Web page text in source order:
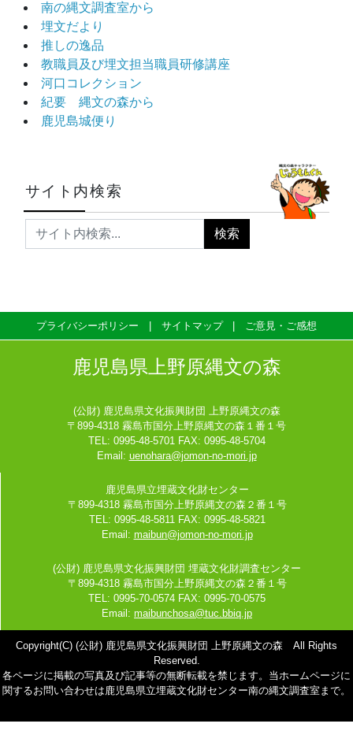
南の縄文調査室から
埋文だより
推しの逸品
教職員及び埋文担当職員研修講座
河口コレクション
紀要 縄文の森から
鹿児島城便り
サイト内検索
プライバシーポリシー サイトマップ ご意見・ご感想
鹿児島県上野原縄文の森
(公財) 鹿児島県文化振興財団 上野原縄文の森
〒899-4318 霧島市国分上野原縄文の森１番１号
TEL: 0995-48-5701 FAX: 0995-48-5704
Email: uenohara@jomon-no-mori.jp
鹿児島県立埋蔵文化財センター
〒899-4318 霧島市国分上野原縄文の森２番１号
TEL: 0995-48-5811 FAX: 0995-48-5821
Email: maibun@jomon-no-mori.jp
(公財) 鹿児島県文化振興財団 埋蔵文化財調査センター
〒899-4318 霧島市国分上野原縄文の森２番１号
TEL: 0995-70-0574 FAX: 0995-70-0575
Email: maibunchosa@tuc.bbiq.jp
Copyright(C) (公財) 鹿児島県文化振興財団 上野原縄文の森 All Rights
Reserved.
各ページに掲載の写真及び記事等の無断転載を禁じます。当ホームページに
関するお問い合わせは鹿児島県立埋蔵文化財センター南の縄文調査室まで。